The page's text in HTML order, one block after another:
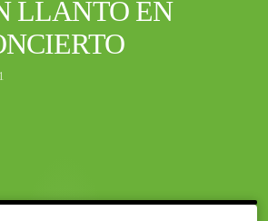
LLANTO EN